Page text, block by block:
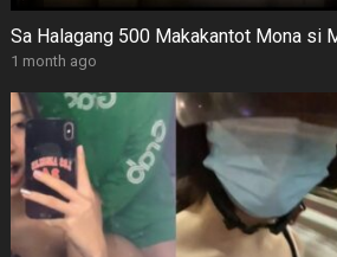
Sa Halagang 500 Makakantot Mona si
1 month ago